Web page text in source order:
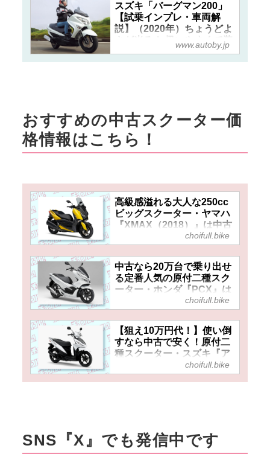
スズキ「バーグマン200」
【試乗インプレ・車両解
説】（2020年）ちょうどよ
さが光る！ 扱いやすくて装
備も充実、収納力も抜群！
- webオートバイ
www.autoby.jp
おすすめの中古スクーター価
格情報はこちら！
高級感溢れる大人な250cc
ビッグスクーター・ヤマハ
『XMAX（2018）』は中古
40万円台でもおトク感あ
り……？
choifull.bike
中古なら20万台で乗り出せ
る定番人気の原付二種スク
ーター・ホンダ『PCX』は
第3世代でも充実装備の快
適コミューター！
choifull.bike
【狙え10万円代！】使い倒
すなら中古で安く！原付二
種スクーター・スズキ『ア
ドレス110』（2015～
2022）の中古車価格や相場
choifull.bike
SNS『X』でも発信中です